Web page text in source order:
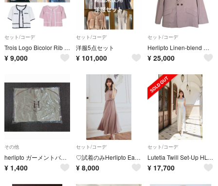
セット/コーデ
Trois Logo Bicolor Rib Knit Set
¥ 9,000
セット/コーデ
洋服5点セット
¥ 101,000
セット/コーデ
Herlipto Linen-blend Classic Blazer Set
¥ 25,000
その他
herlipto ガーメントバッグ
¥ 1,400
セット/コーデ
♡試着のみHerlipto Easy-Summer Set mauve Sサイズ
¥ 8,000
セット/コーデ
Lutetia Twill Set-Up HLT 白 アイボリー
¥ 17,700